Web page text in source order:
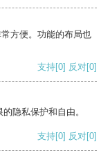
方便。功能的布局也
支持[0] 反对[0]
隐私保护和自由。
支持[0] 反对[0]